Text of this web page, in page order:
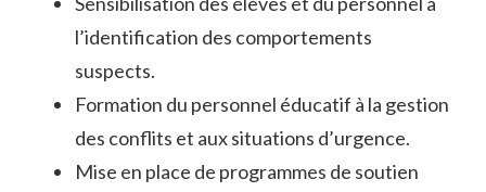
l’identification des comportements
suspects.
Formation du personnel éducatif à la gestion
des conflits et aux situations d’urgence.
Mise en place de programmes de soutien